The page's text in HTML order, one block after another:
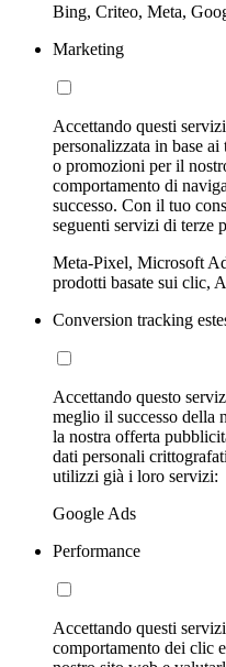
Bing, Criteo, Meta,
Marketing
Accettando questi
personalizzata in base
o promozioni per il
comportamento di
successo. Con il tuo
seguenti servizi di terze
Meta-Pixel, Microsoft
prodotti basate sui clic,
Conversion tracking
Accettando questo
meglio il successo della
la nostra offerta
dati personali
utilizzi già i loro servizi:
Google Ads
Performance
Accettando questi
comportamento dei clic